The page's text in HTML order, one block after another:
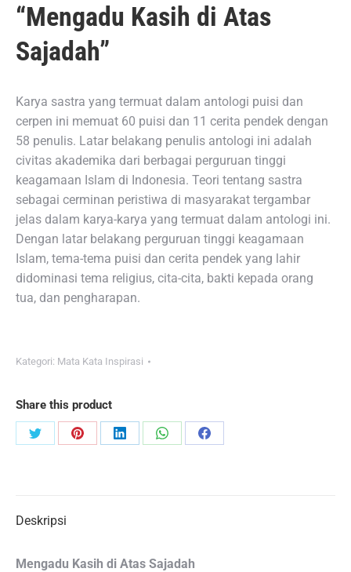
“Mengadu Kasih di Atas
Sajadah”
Karya sastra yang termuat dalam antologi puisi dan
cerpen ini memuat 60 puisi dan 11 cerita pendek dengan
58 penulis. Latar belakang penulis antologi ini adalah
civitas akademika dari berbagai perguruan tinggi
keagamaan Islam di Indonesia. Teori tentang sastra
sebagai cerminan peristiwa di masyarakat tergambar
jelas dalam karya-karya yang termuat dalam antologi ini.
Dengan latar belakang perguruan tinggi keagamaan
Islam, tema-tema puisi dan cerita pendek yang lahir
didominasi tema religius, cita-cita, bakti kepada orang
tua, dan pengharapan.
Kategori: Mata Kata Inspirasi
Share this product
Share
Share
Share
Share
Share
Deskripsi
Mengadu Kasih di Atas Sajadah